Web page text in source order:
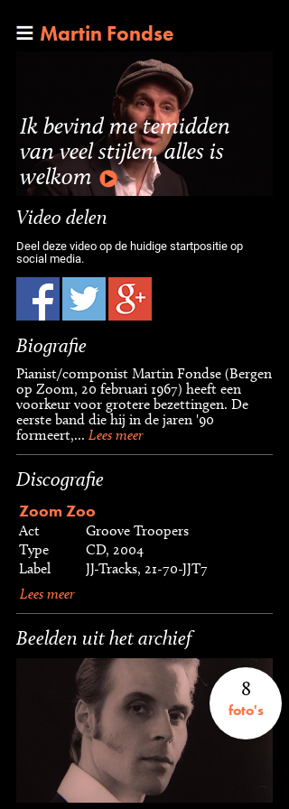
Martin Fondse
Ik bevind me temidden
van veel stijlen, alles is
welkom
Video delen
Deel deze video op de huidige startpositie op
social media.
Biografie
Pianist/componist Martin Fondse (Bergen
op Zoom, 20 februari 1967) heeft een
voorkeur voor grotere bezettingen. De
eerste band die hij in de jaren '90
formeert,... Lees meer
Discografie
Zoom Zoo
Act
Groove Troopers
Type
CD, 2004
Label
JJ-Tracks, 21-70-JJT7
Lees meer
Beelden uit het archief
8
foto's